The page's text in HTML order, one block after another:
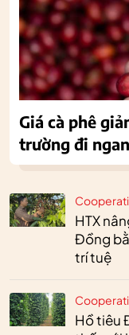
HTX
Đồng
trí tuệ
Hồ tiêu
Giá cà phê
trường đi